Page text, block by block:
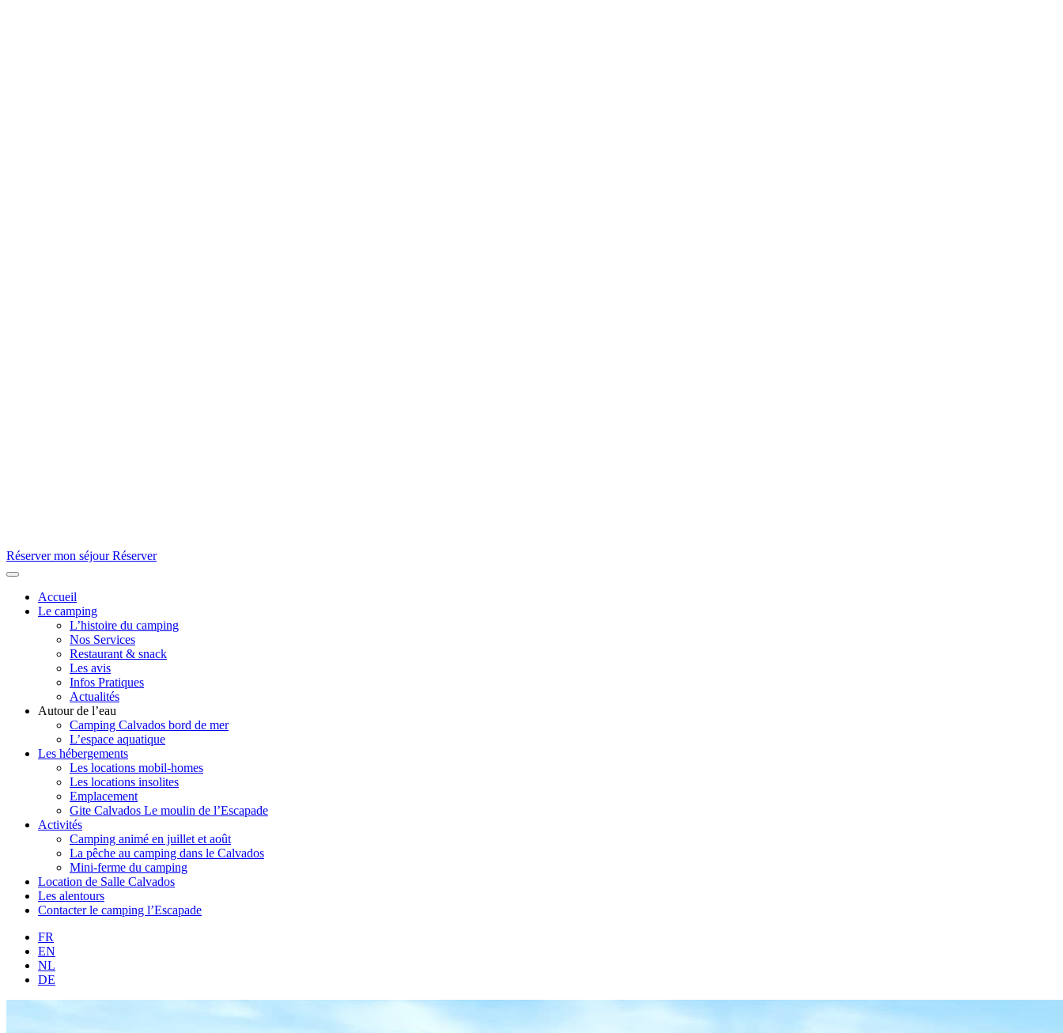
Réserver mon séjour Réserver
Accueil
Le camping
L’histoire du camping
Nos Services
Restaurant & snack
Les avis
Infos Pratiques
Actualités
Autour de l’eau
Camping Calvados bord de mer
L’espace aquatique
Les hébergements
Les locations mobil-homes
Les locations insolites
Emplacement
Gite Calvados Le moulin de l’Escapade
Activités
Camping animé en juillet et août
La pêche au camping dans le Calvados
Mini-ferme du camping
Location de Salle Calvados
Les alentours
Contacter le camping l’Escapade
FR
EN
NL
DE